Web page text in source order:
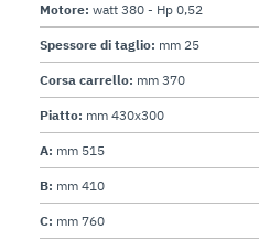
Motore: watt 380 - Hp 0,52
Spessore di taglio: mm 25
Corsa carrello: mm 370
Piatto: mm 430x300
A: mm 515
B: mm 410
C: mm 760